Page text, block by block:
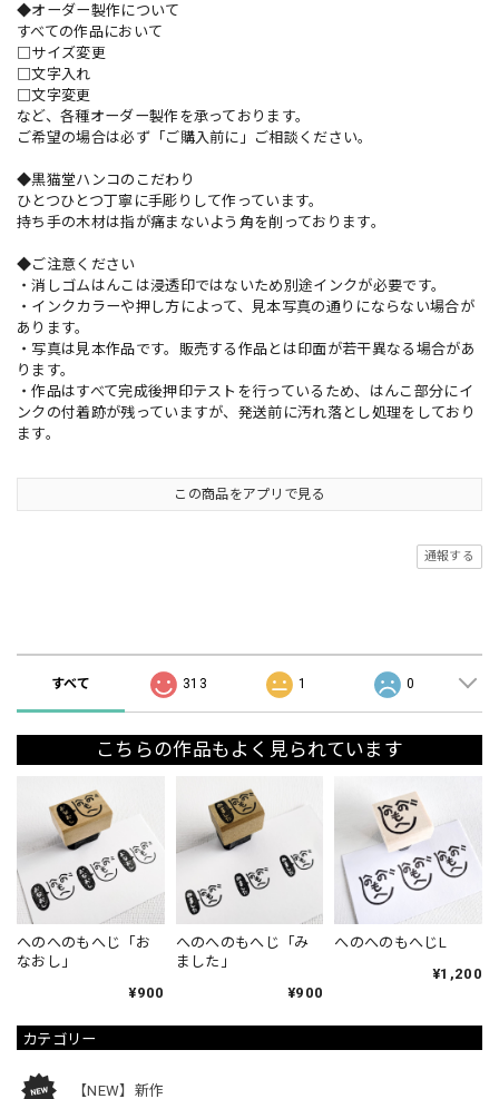
カテゴリー
【NEW】新作
◆オーダー製作について
すべての作品において
□サイズ変更
□文字入れ
□文字変更
など、各種オーダー製作を承っております。
ご希望の場合は必ず「ご購入前に」ご相談ください。
◆黒猫堂ハンコのこだわり
ひとつひとつ丁寧に手彫りして作っています。
持ち手の木材は指が痛まないよう角を削っております。
◆ご注意ください
・消しゴムはんこは浸透印ではないため別途インクが必要です。
・インクカラーや押し方によって、見本写真の通りにならない場合が
あります。
・写真は見本作品です。販売する作品とは印面が若干異なる場合があ
ります。
・作品はすべて完成後押印テストを行っているため、はんこ部分にイ
ンクの付着跡が残っていますが、発送前に汚れ落とし処理をしており
ます。
この商品をアプリで見る
通報する
すべて 313 1 0
こちらの作品もよく見られています
へのへのもへじ「お
なおし」
¥900
へのへのもへじ「み
ました」
¥900
へのへのもへじL
¥1,200